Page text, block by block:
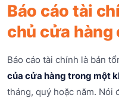
Báo cáo tài
chủ cửa hàng
Báo cáo tài chính là bản
của cửa hàng trong một
tháng, quý hoặc năm. Nói